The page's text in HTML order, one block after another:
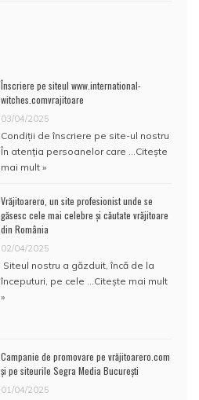
Înscriere pe siteul www.international-
witches.comvrajitoare
03/04/2025
Condiţii de înscriere pe site-ul nostru
În atenţia persoanelor care …Citește
mai mult »
Vrăjitoarero, un site profesionist unde se
găsesc cele mai celebre și căutate vrăjitoare
din România
02/04/2025
Siteul nostru a găzduit, încă de la
începuturi, pe cele …Citește mai mult
»
Campanie de promovare pe vrăjitoarero.com
și pe siteurile Segra Media București
01/04/2025